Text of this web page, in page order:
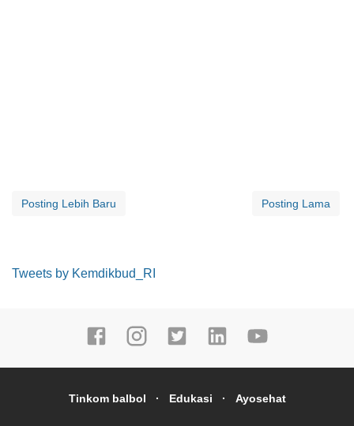
Posting Lebih Baru Posting Lama
Tweets by Kemdikbud_RI
Tinkom balbol Edukasi Ayosehat